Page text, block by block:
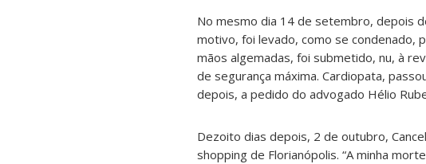
No mesmo dia 14 de setembro, depois
motivo, foi levado, como se condenado,
mãos algemadas, foi submetido, nu, à
de segurança máxima. Cardiopata,
depois, a pedido do advogado Hélio
Dezoito dias depois, 2 de outubro,
shopping de Florianópolis. “A minha